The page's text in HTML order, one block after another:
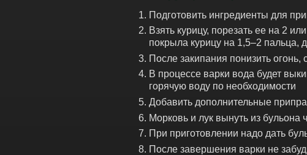
Подготовить ингредиенты для
Взять курицу, порезать ее на 2
покрыла курицу на 1,5–2 пальца,
После закипания понизить
В процессе варки вода будет
горячую воду по необходимости
Добавить дополнительные
Морковь и лук вынуть из бульона
При приготовлении надо дать
После завершения варки не